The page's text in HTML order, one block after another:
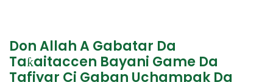
Shagunan Shaguna Da Shagunan Kofi
Fasaha FAQS
Don Allah A Gabatar Da
Taƙaitaccen Bayani Game Da
Tafiyar Ci Gaban Uchampak Da